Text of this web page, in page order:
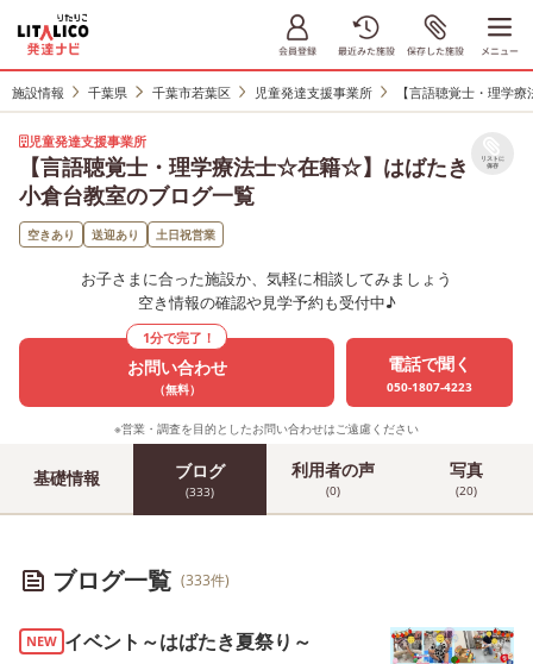
施設情報 千葉県 千葉市若葉区 児童発達支援事業所 【言語聴覚士・理学
児童発達支援事業所
【言語聴覚士・理学療法士☆在籍☆】はばたき
小倉台教室のブログ一覧
リストに
保存
空きあり 送迎あり 土日祝営業
お子さまに合った施設か、気軽に相談してみましょう
空き情報の確認や見学予約も受付中♪
1分で完了！
お問い合わせ
（無料）
電話で聞く
050-1807-4223
※営業・調査を目的としたお問い合わせはご遠慮ください
基礎情報 ブログ
(333)
利用者の声
(0)
写真
(20)
ブログ一覧 (333件)
NEW イベント～はばたき夏祭り～